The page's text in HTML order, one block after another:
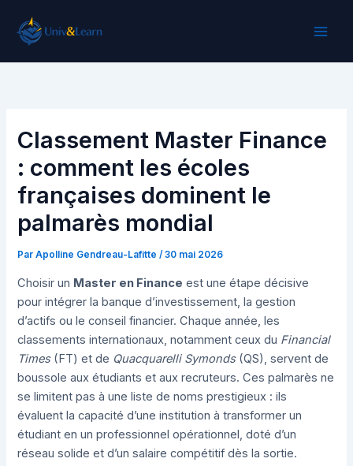
contenu
Classement Master Finance
: comment les écoles
françaises dominent le
palmarès mondial
ParApolline Gendreau-Lafitte/30 mai 2026
Choisir un Master en Finance est une étape décisive
pour intégrer la banque d’investissement, la gestion
d’actifs ou le conseil financier. Chaque année, les
classements internationaux, notamment ceux du Financial
Times(FT) et de Quacquarelli Symonds(QS), servent de
boussole aux étudiants et aux recruteurs. Ces palmarès ne
se limitent pas à une liste de noms prestigieux : ils
évaluent la capacité d’une institution à transformer un
étudiant en un professionnel opérationnel, doté d’un
réseau solide et d’un salaire compétitif dès la sortie.